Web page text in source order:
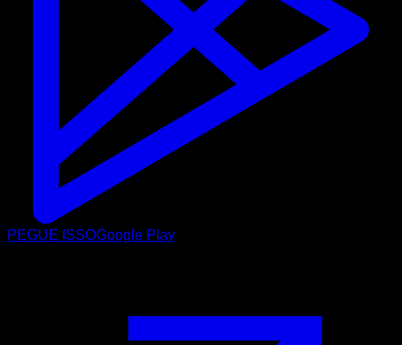
PEGUE ISSOGoogle Play